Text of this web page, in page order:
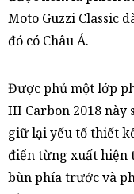
Moto Guzzi Classic
đó có Châu Á.
Được phủ một lớp
III Carbon 2018
giữ lại yếu tố thiết
điển từng xuất hiện
bùn phía trước và